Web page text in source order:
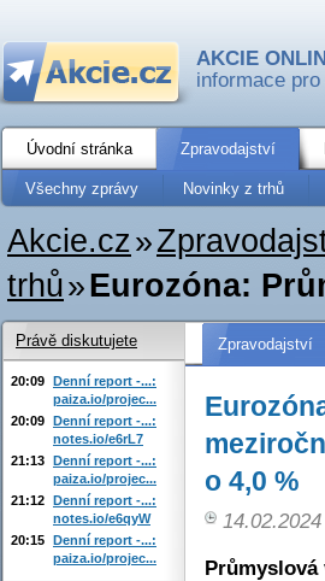
AKCIE
informace
Úvodní stránka Zpravodajství
Všechny zprávy Novinky z trhů
Akcie.cz»
trhů»Eurozóna:
Zpravodajství
o 4,0 %
Průmyslová
Právě diskutujete
20:09 Denní report -...:
paiza.io/projec...
20:09 Denní report -...:
notes.io/e6rL7
21:13 Denní report -...:
paiza.io/projec...
21:12 Denní report -...:
notes.io/e6qyW
20:15 Denní report -...:
paiza.io/projec...